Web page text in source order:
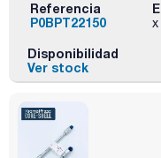
Referencia
P0BPT22150
x
Disponibilidad
Ver stock